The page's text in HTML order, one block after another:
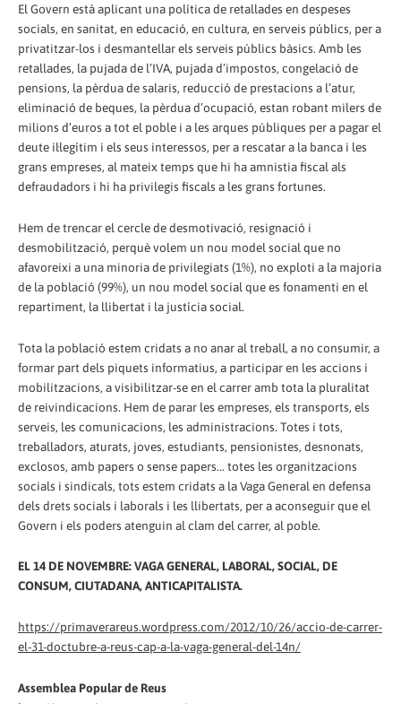
El Govern està aplicant una política de retallades en despeses
socials, en sanitat, en educació, en cultura, en serveis públics, per a
privatitzar-los i desmantellar els serveis públics bàsics. Amb les
retallades, la pujada de l’IVA, pujada d’impostos, congelació de
pensions, la pèrdua de salaris, reducció de prestacions a l’atur,
eliminació de beques, la pèrdua d’ocupació, estan robant milers de
milions d’euros a tot el poble i a les arques públiques per a pagar el
deute il·legítim i els seus interessos, per a rescatar a la banca i les
grans empreses, al mateix temps que hi ha amnistia fiscal als
defraudadors i hi ha privilegis fiscals a les grans fortunes.
Hem de trencar el cercle de desmotivació, resignació i
desmobilització, perquè volem un nou model social que no
afavoreixi a una minoria de privilegiats (1%), no exploti a la majoria
de la població (99%), un nou model social que es fonamenti en el
repartiment, la llibertat i la justícia social.
Tota la població estem cridats a no anar al treball, a no consumir, a
formar part dels piquets informatius, a participar en les accions i
mobilitzacions, a visibilitzar-se en el carrer amb tota la pluralitat
de reivindicacions. Hem de parar les empreses, els transports, els
serveis, les comunicacions, les administracions. Totes i tots,
treballadors, aturats, joves, estudiants, pensionistes, desnonats,
exclosos, amb papers o sense papers... totes les organitzacions
socials i sindicals, tots estem cridats a la Vaga General en defensa
dels drets socials i laborals i les llibertats, per a aconseguir que el
Govern i els poders atenguin al clam del carrer, al poble.
EL 14 DE NOVEMBRE: VAGA GENERAL, LABORAL, SOCIAL, DE
CONSUM, CIUTADANA, ANTICAPITALISTA.
https://primaverareus.wordpress.com/2012/10/26/accio-de-carrer-
el-31-doctubre-a-reus-cap-a-la-vaga-general-del-14n/
Assemblea Popular de Reus